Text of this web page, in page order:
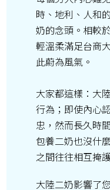
時、地利、人和
奶的念頭。相較
輕溫柔滿足台商
此蔚為風氣。
大家都這樣：大
行為；即使內心
忠，然而長久時
包養二奶也沒什
之間往往相互掩
大陸二奶影響了